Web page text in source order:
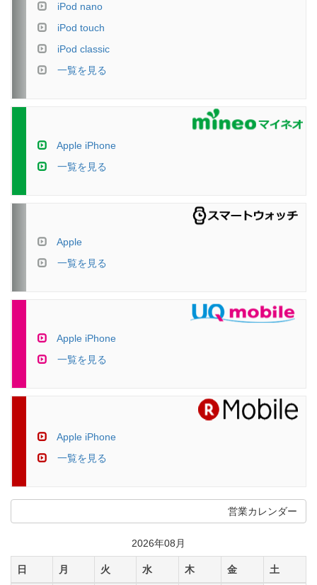
iPod nano
iPod touch
iPod classic
一覧を見る
Apple iPhone
一覧を見る
Apple
一覧を見る
Apple iPhone
一覧を見る
Apple iPhone
一覧を見る
営業カレンダー
2026年08月
日 月 火 水 木 金 土